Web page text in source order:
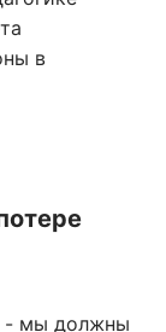
в
- мы должны